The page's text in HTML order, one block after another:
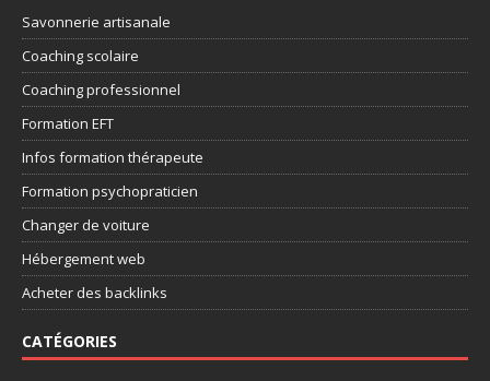
Savonnerie artisanale
Coaching scolaire
Coaching professionnel
Formation EFT
Infos formation thérapeute
Formation psychopraticien
Changer de voiture
Hébergement web
Acheter des backlinks
CATÉGORIES